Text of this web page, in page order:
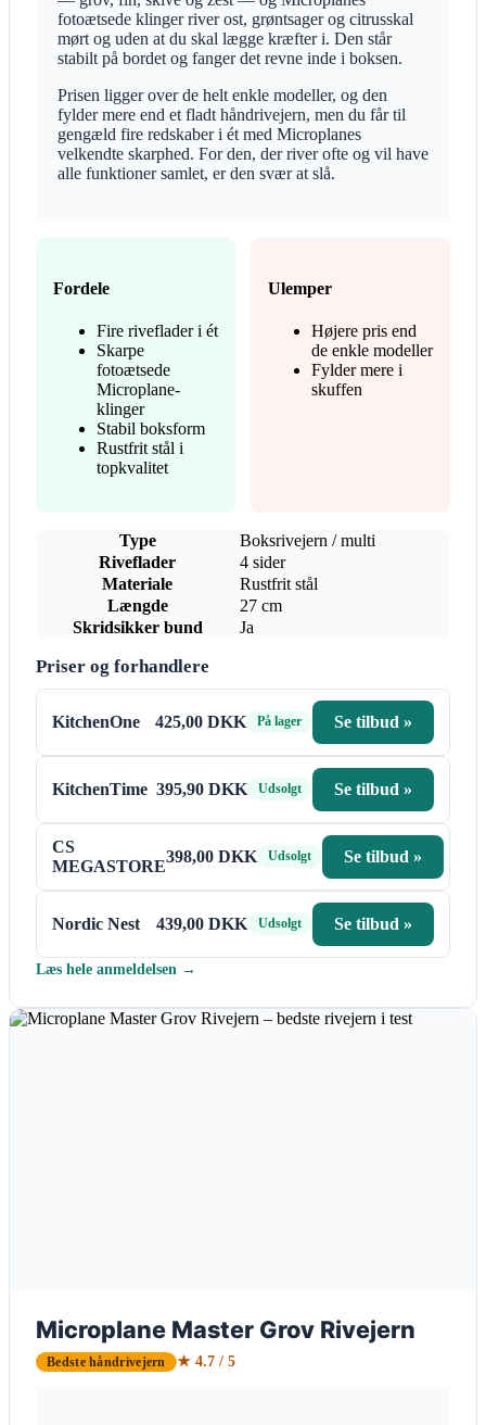
fotoætsede klinger river ost, grøntsager og citrusskal
mørt og uden at du skal lægge kræfter i. Den står
stabilt på bordet og fanger det revne inde i boksen.
Prisen ligger over de helt enkle modeller, og den
fylder mere end et fladt håndrivejern, men du får til
gengæld fire redskaber i ét med Microplanes
velkendte skarphed. For den, der river ofte og vil have
alle funktioner samlet, er den svær at slå.
Fordele
Fire riveflader i ét
Skarpe
fotoætsede
Microplane-
klinger
Stabil boksform
Rustfrit stål i
topkvalitet
Ulemper
Højere pris end
de enkle modeller
Fylder mere i
skuffen
Type
Boksrivejern / multi
Riveflader
4 sider
Materiale
Rustfrit stål
Længde
27 cm
Skridsikker bund
Ja
Priser og forhandlere
KitchenOne 425,00 DKK På lager Se tilbud »
KitchenTime 395,90 DKK Udsolgt Se tilbud »
CS
MEGASTORE
398,00 DKK Udsolgt Se tilbud »
Nordic Nest 439,00 DKK Udsolgt Se tilbud »
Læs hele anmeldelsen →
Microplane Master Grov Rivejern
Bedste håndrivejern ★ 4.7 / 5